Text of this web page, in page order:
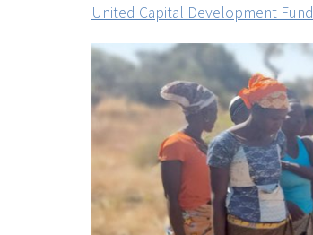
United Capital Development Fund